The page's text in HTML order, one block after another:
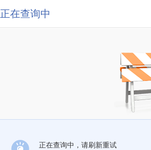
正在查询中
正在查询中，请刷新重试